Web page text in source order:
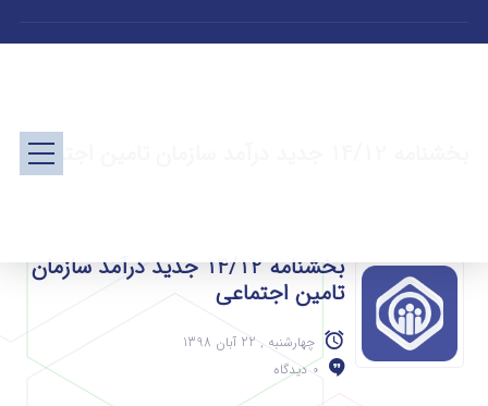
بخشنامه 14/12 جدید درآمد سازمان
تامین اجتماعی
چهارشنبه , 22 آبان 1398
0 دیدگاه